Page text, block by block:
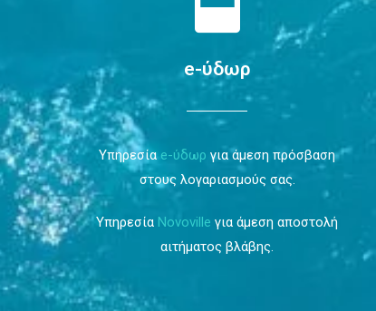
e-ύδωρ
Υπηρεσία e-ύδωρ για άμεση πρόσβαση
στους λογαριασμούς σας.
Υπηρεσία Novoville για άμεση αποστολή
αιτήματος βλάβης.